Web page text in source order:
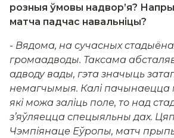
розныя ўмовы надвор’я?
матча падчас навальніцы?
- Вядома, на сучасных
громаадводы. Таксама
адводу вады, гэта значыць
немагчымыя. Калі
які можа заліць поле, то над
з’яўляецца спецыяльны дах.
Чэмпіянаце Еўропы, матч